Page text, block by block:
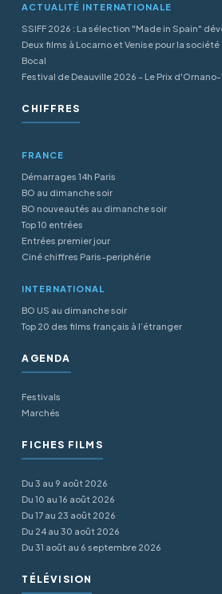
ACTUALITÉ INTERNATIONALE
SSIFF 2026 : La sélection "Made in Spain"
Deux films à Locarno et Venise pour la
Bocal
Festival de Deauville 2026 - Le Prix
CHIFFRES
FRANCE
Démarrages 14h Paris
BO au dimanche soir
BO nouveautés au dimanche soir
Top 10 entrées
Entrées premier jour
Ciné chiffres Paris-periphérie
INTERNATIONAL
BO US au dimanche soir
Top 20 des films français à l’étranger
AGENDA
Festivals
Marchés
FICHES FILMS
Du 3 au 9 août 2026
Du 10 au 16 août 2026
Du 17 au 23 août 2026
Du 24 au 30 août 2026
Du 31 août au 6 septembre 2026
TÉLÉVISION